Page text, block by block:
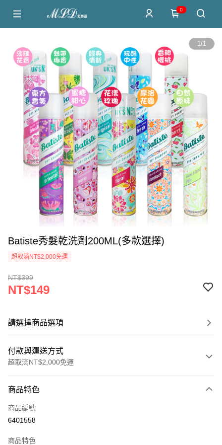
0
1/1
Batiste秀髮乾洗劑200ML(多款選擇)
超取滿NT$2,000免運
NT$399
NT$149
請選擇商品選項
付款與運送方式
超取滿NT$2,000免運
信用卡一次付款
超商取貨付款
商品特色
商品編號
6401558
商品特色